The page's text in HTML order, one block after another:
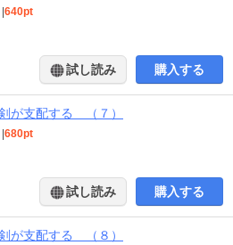
|640pt
試し読み 購入する
が支配する （７）
|680pt
試し読み 購入する
が支配する （８）